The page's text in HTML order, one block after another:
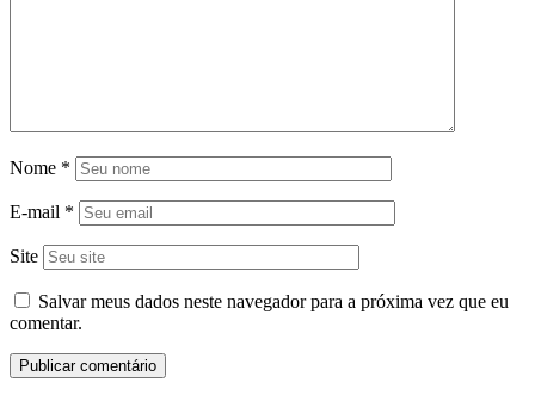
Nome *
E-mail *
Site
Salvar meus dados neste navegador para a próxima vez que eu
comentar.